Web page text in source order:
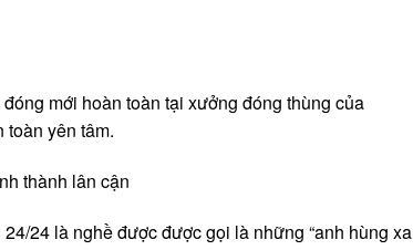
mới hoàn toàn tại xưởng đóng thùng của
toàn yên tâm.
thành lân cận
24 là nghề được được gọi là những “anh hùng xa